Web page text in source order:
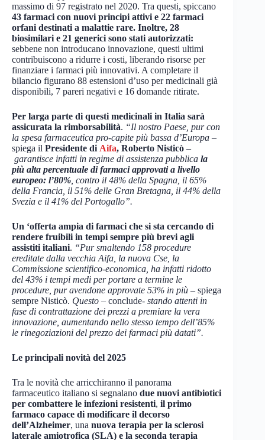
massimo di 97 registrato nel 2020. Tra questi, spiccano
43 farmaci con nuovi principi attivi e 22 farmaci
orfani destinati a malattie rare. Inoltre, 28
biosimilari e 21 generici sono stati autorizzati:
sebbene non introducano innovazione, questi ultimi
contribuiscono a ridurre i costi, liberando risorse per
finanziare i farmaci più innovativi. A completare il
bilancio figurano 88 estensioni d’uso per medicinali già
disponibili, 7 pareri negativi e 16 domande ritirate.
Per larga parte di questi medicinali in Italia sarà
assicurata la rimborsabilità. “Il nostro Paese, pur con
la spesa farmaceutica pro-capite più bassa d’Europa –
spiega il Presidente di Aifa, Roberto Nisticò –
garantisce infatti in regime di assistenza pubblica la
più alta percentuale di farmaci approvati a livello
europeo: l’80% , contro il 48% della Spagna, il 65%
della Francia, il 51% delle Gran Bretagna, il 44% della
Svezia e il 41% del Portogallo”.
Un ‘offerta ampia di farmaci che si sta cercando di
rendere fruibili in tempi sempre più brevi agli
assistiti italiani. “Pur smaltendo 158 procedure
ereditate dalla vecchia Aifa, la nuova Cse, la
Commissione scientifico-economica, ha infatti ridotto
del 43% i tempi medi per portare a termine le
procedure, pur avendone approvate 53% in più – spiega
sempre Nisticò. Questo – conclude- stando attenti in
fase di contrattazione dei prezzi a premiare la vera
innovazione, aumentando nello stesso tempo dell’85%
le rinegoziazioni del prezzo dei farmaci più datati”.
Le principali novità del 2025
Tra le novità che arricchiranno il panorama
farmaceutico italiano si segnalano due nuovi antibiotici
per combattere le infezioni resistenti, il primo
farmaco capace di modificare il decorso
dell’Alzheimer, una nuova terapia per la sclerosi
laterale amiotrofica (SLA) e la seconda terapia